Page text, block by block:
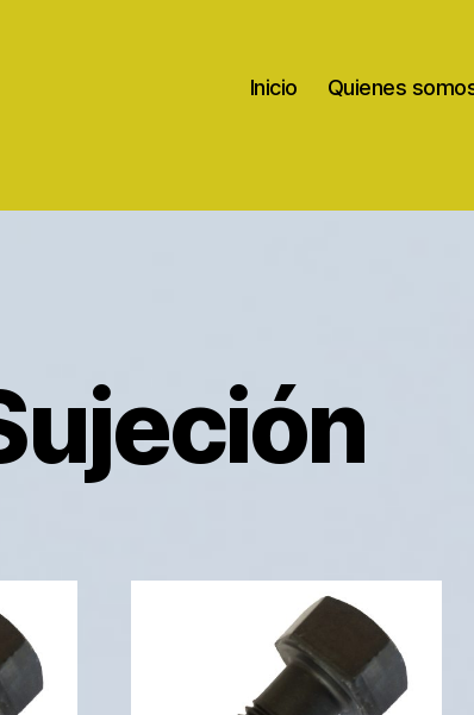
Inicio Quienes